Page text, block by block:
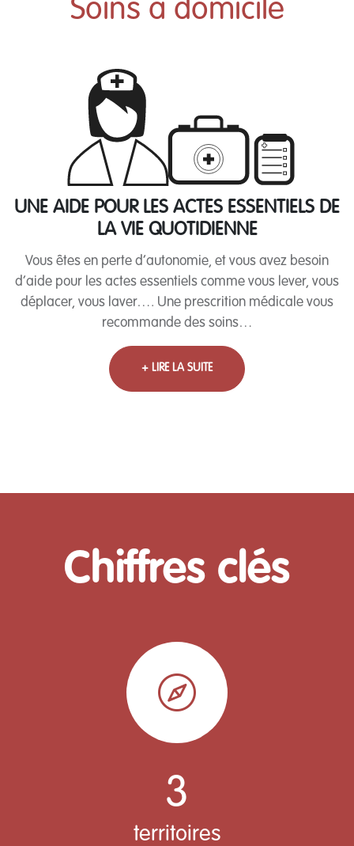
Soins à domicile
UNE AIDE POUR LES ACTES ESSENTIELS DE
LA VIE QUOTIDIENNE
Vous êtes en perte d’autonomie, et vous avez besoin
d’aide pour les actes essentiels comme vous lever, vous
déplacer, vous laver…. Une prescrition médicale vous
recommande des soins…
+ LIRE LA SUITE
Chiffres clés
3
territoires